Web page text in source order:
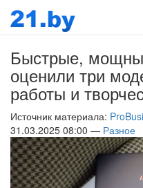
Быстрые,
оценили три
работы и
Источник материала:
31.03.2025 08:00 — Разное